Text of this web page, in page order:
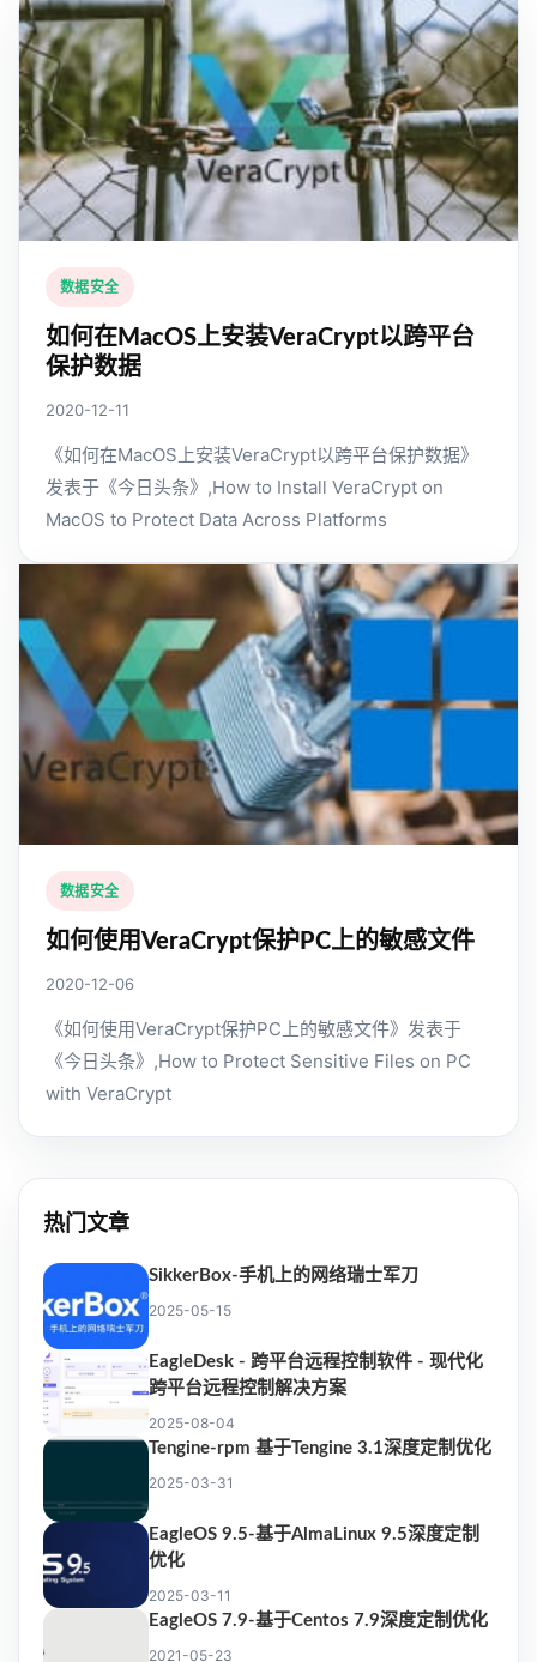
数据安全
如何在MacOS上安装VeraCrypt以跨平台
保护数据
2020-12-11
《如何在MacOS上安装VeraCrypt以跨平台保护数据》
发表于《今日头条》,How to Install VeraCrypt on
MacOS to Protect Data Across Platforms
数据安全
如何使用VeraCrypt保护PC上的敏感文件
2020-12-06
《如何使用VeraCrypt保护PC上的敏感文件》发表于
《今日头条》,How to Protect Sensitive Files on PC
with VeraCrypt
热门文章
SikkerBox-手机上的网络瑞士军刀
2025-05-15
EagleDesk - 跨平台远程控制软件 - 现代化
跨平台远程控制解决方案
2025-08-04
Tengine-rpm 基于Tengine 3.1深度定制优化
2025-03-31
EagleOS 9.5-基于AlmaLinux 9.5深度定制
优化
2025-03-11
EagleOS 7.9-基于Centos 7.9深度定制优化
2021-05-23